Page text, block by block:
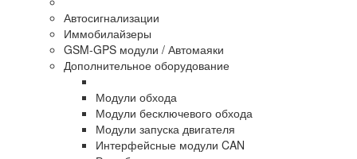
Автосигнализации
Иммобилайзеры
GSM-GPS модули / Автомаяки
Дополнительное оборудование
Модули обхода
Модули бесключевого обхода
Модули запуска двигателя
Интерфейсные модули CAN